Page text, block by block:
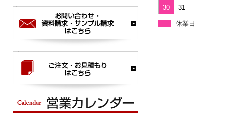
30
31
休業日